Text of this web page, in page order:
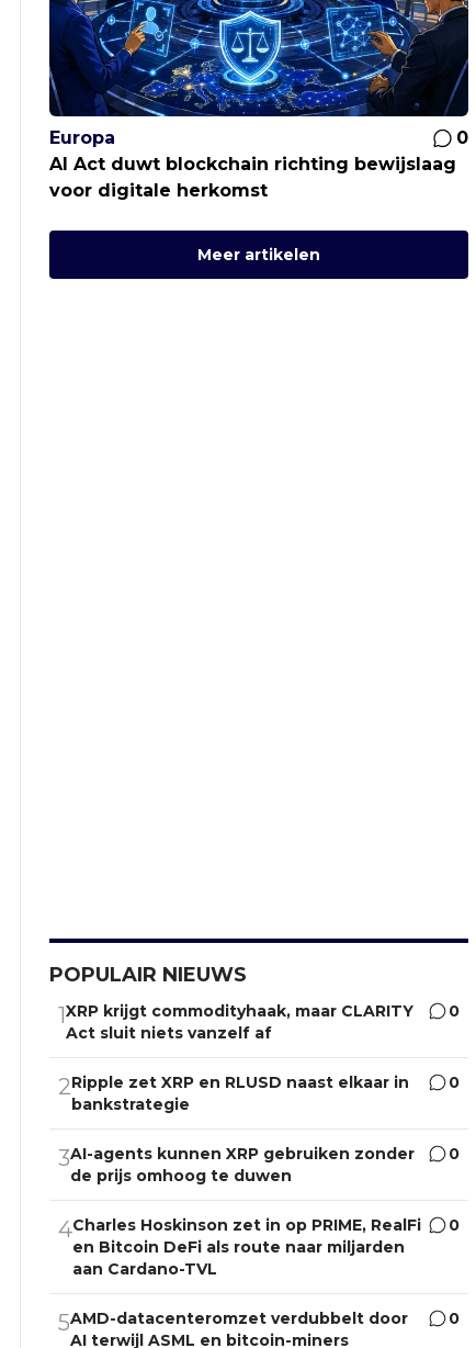
Europa
0
AI Act duwt blockchain richting bewijslaag
voor digitale herkomst
Meer artikelen
POPULAIR NIEUWS
1XRP krijgt commodityhaak, maar CLARITY
Act sluit niets vanzelf af
0
2Ripple zet XRP en RLUSD naast elkaar in
bankstrategie
0
3AI-agents kunnen XRP gebruiken zonder
de prijs omhoog te duwen
0
4Charles Hoskinson zet in op PRIME, RealFi
en Bitcoin DeFi als route naar miljarden
aan Cardano-TVL
0
5AMD-datacenteromzet verdubbelt door
AI terwijl ASML en bitcoin-miners
0